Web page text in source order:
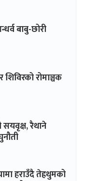
बाबु-छोरी
रोमाञ्चक
रैथाने
हराउँदै तेह्रथुमको